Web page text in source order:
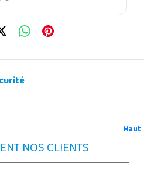
Haut
NOS CLIENTS